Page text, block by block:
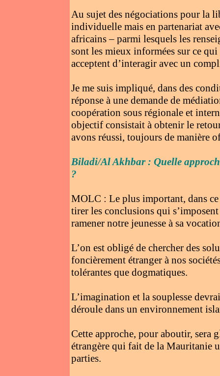
Au sujet des négociations pour la
individuelle mais en partenariat
africains – parmi lesquels les
sont les mieux informées sur ce qui
acceptent d’interagir avec un
Je me suis impliqué, dans des
réponse à une demande de
coopération sous régionale et
objectif consistait à obtenir le
avons réussi, toujours de manière
Biladi/Al Akhbar : Quelle
?
MOLC : Le plus important, dans
tirer les conclusions qui
ramener notre jeunesse à sa
L’on est obligé de chercher des
foncièrement étranger à nos
tolérantes que dogmatiques.
L’imagination et la souplesse
déroule dans un environnement
Cette approche, pour aboutir, sera
étrangère qui fait de la Mauritanie
parties.